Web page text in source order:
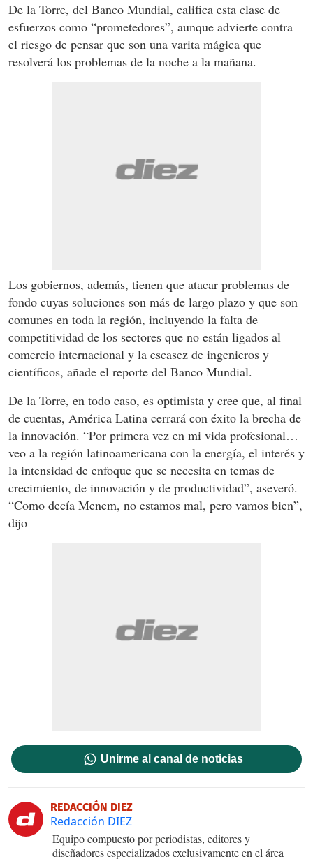
De la Torre, del Banco Mundial, califica esta clase de
esfuerzos como “prometedores”, aunque advierte contra
el riesgo de pensar que son una varita mágica que
resolverá los problemas de la noche a la mañana.
Los gobiernos, además, tienen que atacar problemas de
fondo cuyas soluciones son más de largo plazo y que son
comunes en toda la región, incluyendo la falta de
competitividad de los sectores que no están ligados al
comercio internacional y la escasez de ingenieros y
científicos, añade el reporte del Banco Mundial.
De la Torre, en todo caso, es optimista y cree que, al final
de cuentas, América Latina cerrará con éxito la brecha de
la innovación. “Por primera vez en mi vida profesional…
veo a la región latinoamericana con la energía, el interés y
la intensidad de enfoque que se necesita en temas de
crecimiento, de innovación y de productividad”, aseveró.
“Como decía Menem, no estamos mal, pero vamos bien”,
dijo
Unirme al canal de noticias
REDACCIÓN DIEZ
Redacción DIEZ
Equipo compuesto por periodistas, editores y
diseñadores especializados exclusivamente en el área